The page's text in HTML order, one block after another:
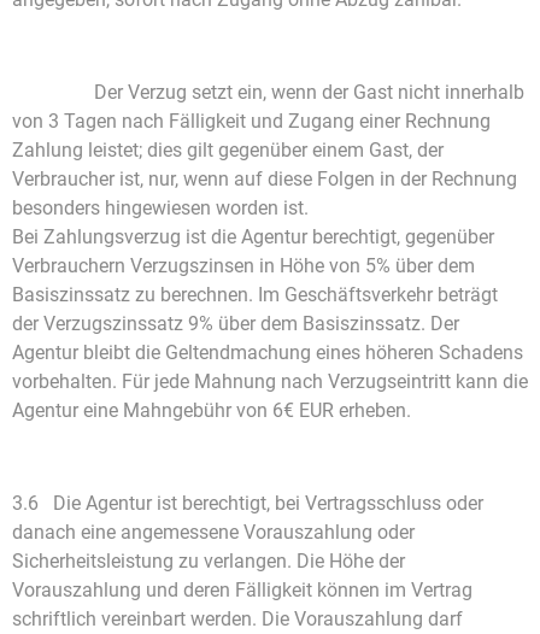
Der Verzug setzt ein, wenn der Gast nicht innerhalb
von 3 Tagen nach Fälligkeit und Zugang einer Rechnung
Zahlung leistet; dies gilt gegenüber einem Gast, der
Verbraucher ist, nur, wenn auf diese Folgen in der Rechnung
besonders hingewiesen worden ist.
Bei Zahlungsverzug ist die Agentur berechtigt, gegenüber
Verbrauchern Verzugszinsen in Höhe von 5% über dem
Basiszinssatz zu berechnen. Im Geschäftsverkehr beträgt
der Verzugszinssatz 9% über dem Basiszinssatz. Der
Agentur bleibt die Geltendmachung eines höheren Schadens
vorbehalten. Für jede Mahnung nach Verzugseintritt kann die
Agentur eine Mahngebühr von 6€ EUR erheben.
3.6 Die Agentur ist berechtigt, bei Vertragsschluss oder
danach eine angemessene Vorauszahlung oder
Sicherheitsleistung zu verlangen. Die Höhe der
Vorauszahlung und deren Fälligkeit können im Vertrag
schriftlich vereinbart werden. Die Vorauszahlung darf